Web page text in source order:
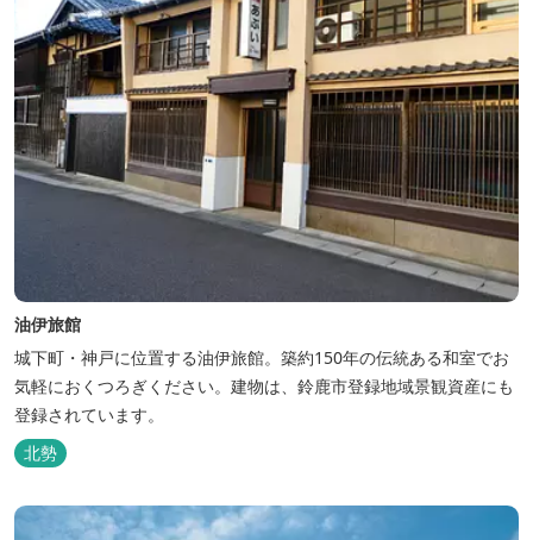
油伊旅館
城下町・神戸に位置する油伊旅館。築約150年の伝統ある和室でお
気軽におくつろぎください。建物は、鈴鹿市登録地域景観資産にも
登録されています。
北勢